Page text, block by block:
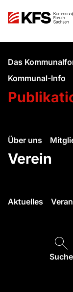
Das
Kommunal-Info
Über uns
Verein
Aktuelles
Suche